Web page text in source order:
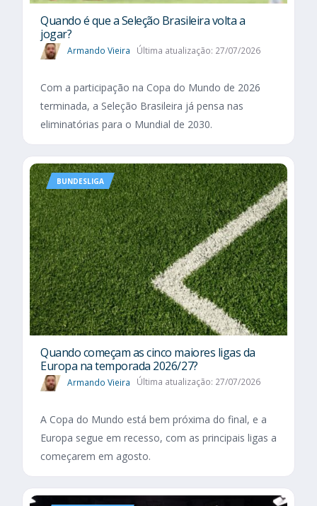
Quando é que a Seleção Brasileira volta a
jogar?
Armando Vieira Última atualização: 27/07/2026
Com a participação na Copa do Mundo de 2026
terminada, a Seleção Brasileira já pensa nas
eliminatórias para o Mundial de 2030.
BUNDESLIGA
Quando começam as cinco maiores ligas da
Europa na temporada 2026/27?
Armando Vieira Última atualização: 27/07/2026
A Copa do Mundo está bem próxima do final, e a
Europa segue em recesso, com as principais ligas a
começarem em agosto.